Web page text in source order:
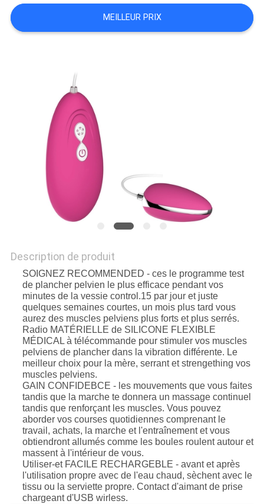
NOUS
DEMANDEZ
CITATION
PRIVACY
POLICY
MEILLEUR PRIX
Description de produit
SOIGNEZ RECOMMENDED - ces le programme test
de plancher pelvien le plus efficace pendant vos
minutes de la vessie control.15 par jour et juste
quelques semaines courtes, un mois plus tard vous
aurez des muscles pelviens plus forts et plus serrés.
Radio MATÉRIELLE de SILICONE FLEXIBLE
MÉDICAL à télécommande pour stimuler vos muscles
pelviens de plancher dans la vibration différente. Le
meilleur choix pour la mère, serrant et strengething vos
muscles pelviens.
GAIN CONFIDEBCE - les mouvements que vous faites
tandis que la marche te donnera un massage continuel
tandis que renforçant les muscles. Vous pouvez
aborder vos courses quotidiennes comprenant le
travail, achats, la marche et l'entraînement et vous
obtiendront allumés comme les boules roulent autour et
massent à l'intérieur de vous.
Utiliser-et FACILE RECHARGEBLE - avant et après
l'utilisation propre avec de l'eau chaud, sèchent avec le
tissu ou la serviette propre. Contact d'aimant de prise
chargeant d'USB wirless.